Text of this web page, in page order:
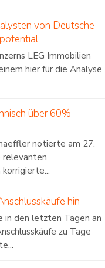
von Deutsche
LEG Immobilien
hier für die Analyse
über 60%
notierte am 27.
relevanten
hin
in den letzten Tagen an
zu Tage